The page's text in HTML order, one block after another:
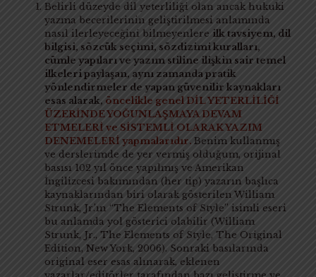
Belirli düzeyde dil yeterliliği olan ancak hukuki
yazma becerilerinin geliştirilmesi anlamında
nasıl ilerleyeceğini bilmeyenlere ilk tavsiyem, dil
bilgisi, sözcük seçimi, sözdizimi kuralları,
cümle yapıları ve yazım stiline ilişkin sair temel
ilkeleri paylaşan, aynı zamanda pratik
yönlendirmeler de yapan güvenilir kaynakları
esas alarak, öncelikle genel DİL YETERLİLİĞİ
ÜZERİNDE YOĞUNLAŞMAYA DEVAM
ETMELERİ ve SİSTEMLİ OLARAK YAZIM
DENEMELERİ yapmalarıdır. Benim kullanmış
ve derslerimde de yer vermiş olduğum, orijinal
basısı 102 yıl önce yapılmış ve Amerikan
İngilizcesi bakımından (her tip) yazarın başlıca
kaynaklarından biri olarak gösterilen William
Strunk, Jr.’ın “The Elements of Style” isimli eseri
bu anlamda yol gösterici olabilir (William
Strunk, Jr., The Elements of Style, The Original
Edition, New York, 2006). Sonraki basılarında
original eser esas alınarak, eklenen